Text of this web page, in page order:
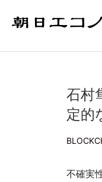
石村
定的
不確実